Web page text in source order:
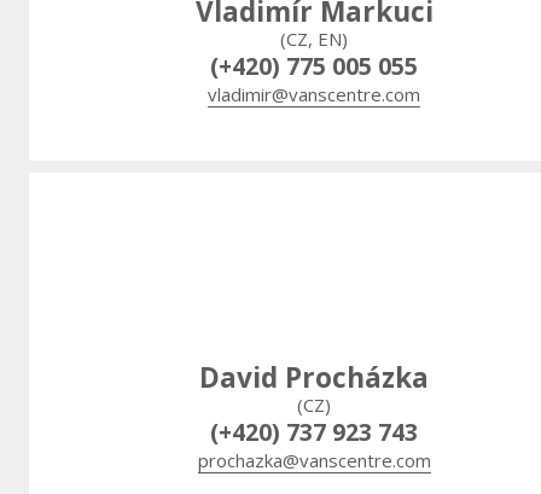
Vladimír Markuci
(CZ, EN)
(+420) 775 005 055
vladimir@vanscentre.com
David Procházka
(CZ)
(+420) 737 923 743
prochazka@vanscentre.com